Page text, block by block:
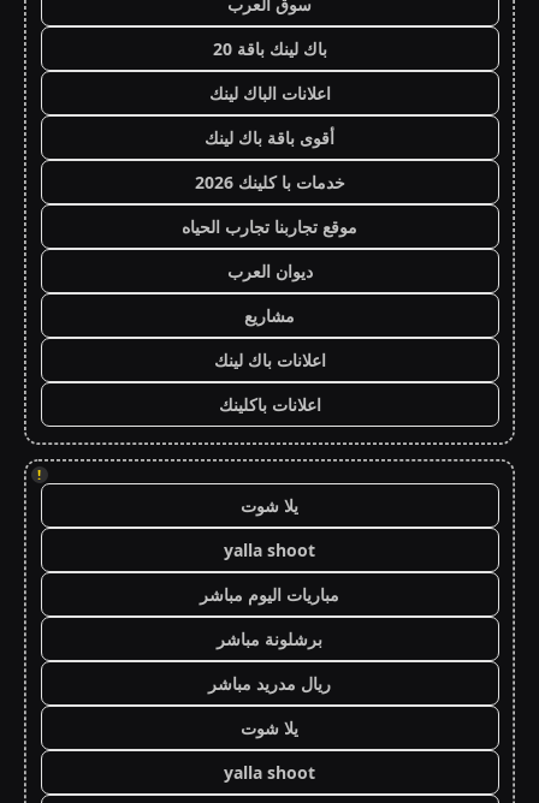
باك لينك باقة 20
اعلانات الباك لينك
أقوى باقة باك لينك
خدمات با كلينك 2026
موقع تجاربنا تجارب الحياه
ديوان العرب
مشاريع
اعلانات باك لينك
اعلانات باكلينك
!
يلا شوت
yalla shoot
مباريات اليوم مباشر
برشلونة مباشر
ريال مدريد مباشر
يلا شوت
yalla shoot